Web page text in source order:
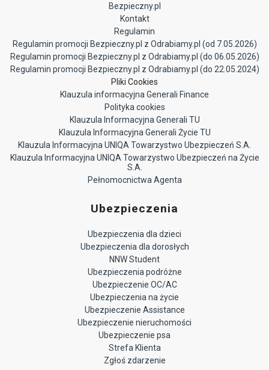
Bezpieczny.pl
Kontakt
Regulamin
Regulamin promocji Bezpieczny.pl z Odrabiamy.pl (od 7.05.2026)
Regulamin promocji Bezpieczny.pl z Odrabiamy.pl (do 06.05.2026)
Regulamin promocji Bezpieczny.pl z Odrabiamy.pl (do 22.05.2024)
Pliki Cookies
Klauzula informacyjna Generali Finance
Polityka cookies
Klauzula Informacyjna Generali TU
Klauzula Informacyjna Generali Życie TU
Klauzula Informacyjna UNIQA Towarzystwo Ubezpieczeń S.A.
Klauzula Informacyjna UNIQA Towarzystwo Ubezpieczeń na Życie
S.A.
Pełnomocnictwa Agenta
Ubezpieczenia
Ubezpieczenia dla dzieci
Ubezpieczenia dla dorosłych
NNW Student
Ubezpieczenia podróżne
Ubezpieczenie OC/AC
Ubezpieczenia na życie
Ubezpieczenie Assistance
Ubezpieczenie nieruchomości
Ubezpieczenie psa
Strefa Klienta
Zgłoś zdarzenie